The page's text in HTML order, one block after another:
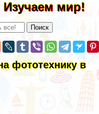
Изучаем мир!
фототехнику в